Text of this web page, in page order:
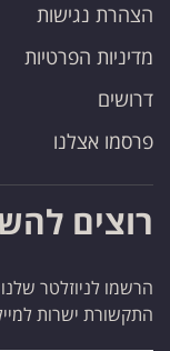
הצהרת נגישות
מדיניות הפרטיות
דרושים
פרסמו אצלנו
רוצים
הרשמו לניוזלטר
התקשורת ישרות